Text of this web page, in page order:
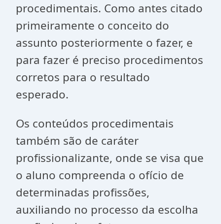
procedimentais. Como antes citado
primeiramente o conceito do
assunto posteriormente o fazer, e
para fazer é preciso procedimentos
corretos para o resultado
esperado.
Os conteúdos procedimentais
também são de caráter
profissionalizante, onde se visa que
o aluno compreenda o ofício de
determinadas profissões,
auxiliando no processo da escolha